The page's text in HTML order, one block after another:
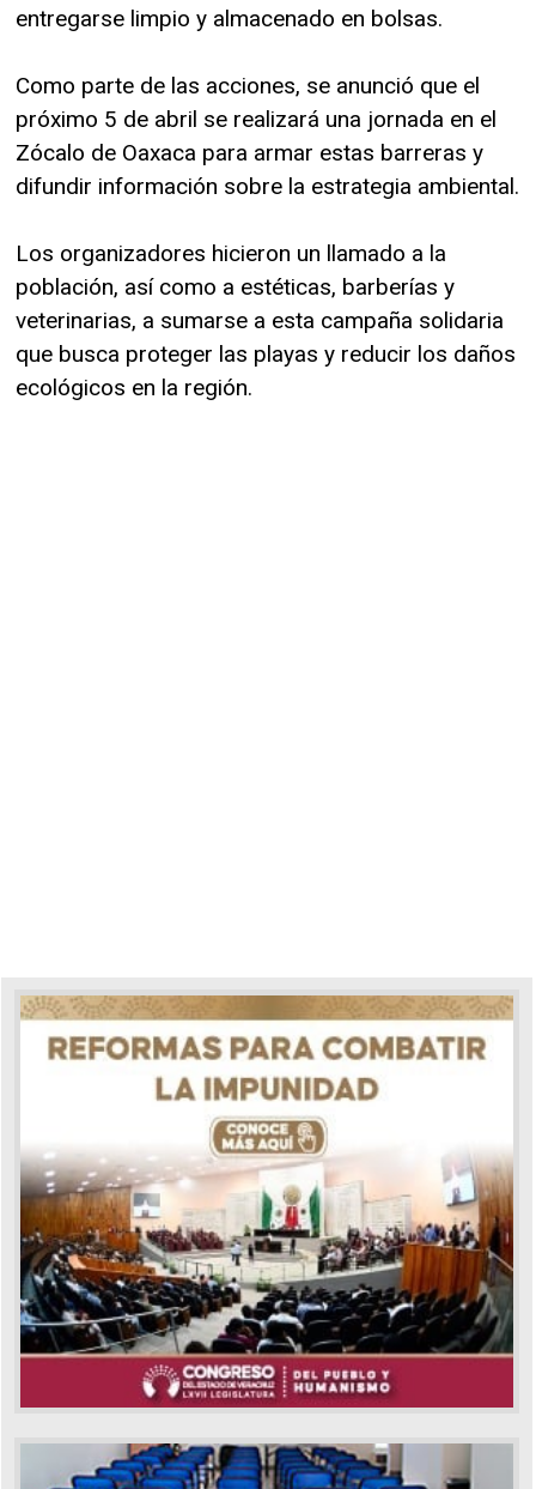
entregarse limpio y almacenado en bolsas.
Como parte de las acciones, se anunció que el
próximo 5 de abril se realizará una jornada en el
Zócalo de Oaxaca para armar estas barreras y
difundir información sobre la estrategia ambiental.
Los organizadores hicieron un llamado a la
población, así como a estéticas, barberías y
veterinarias, a sumarse a esta campaña solidaria
que busca proteger las playas y reducir los daños
ecológicos en la región.